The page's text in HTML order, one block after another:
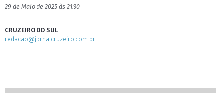
29 de Maio de 2025 às 21:30
CRUZEIRO DO SUL
redacao@jornalcruzeiro.com.br